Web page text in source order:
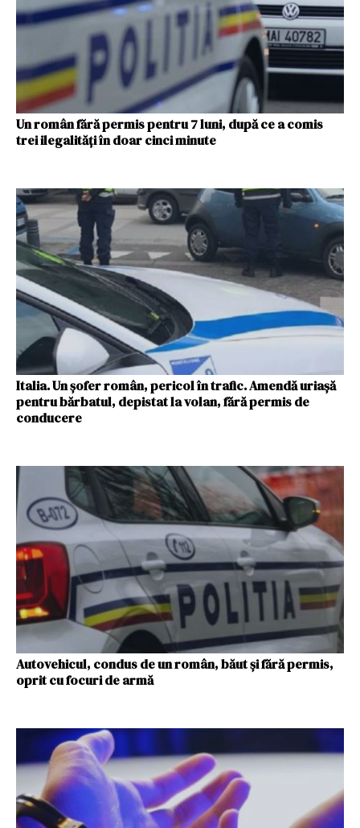
Un român fără permis pentru 7 luni, după ce a comis
trei ilegalități în doar cinci minute
Italia. Un șofer român, pericol în trafic. Amendă uriașă
pentru bărbatul, depistat la volan, fără permis de
conducere
Autovehicul, condus de un român, băut și fără permis,
oprit cu focuri de armă